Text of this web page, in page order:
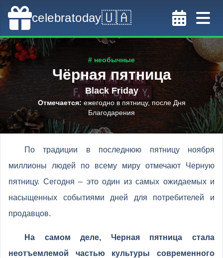
celebratoday🇺🇦
# необычные
Чёрная пятница
Black Friday
Отмечается:ежегодно в пятницу, после Дня
Благодарения
По традиции в последнюю пятницу ноября
миллионы людей по всему миру отмечают Черную
пятницу. Сегодня – это один из самых ожидаемых и
насыщенных событиями дней для потребителей и
продавцов.
На самом деле, Черная пятница стала
неотъемлемой частью культуры современного